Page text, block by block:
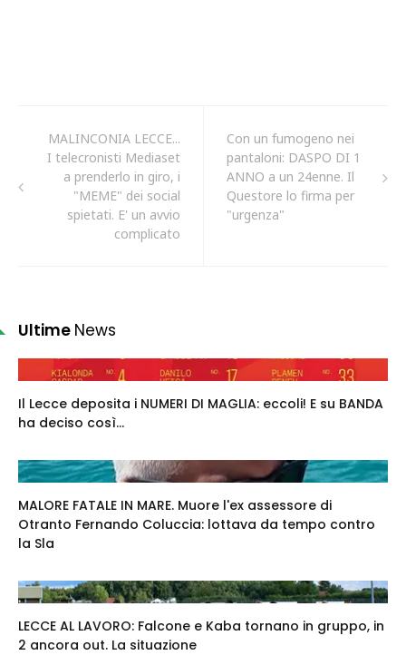
MALINCONIA LECCE...
I telecronisti Mediaset
a prenderlo in giro, i
"MEME" dei social
spietati. E' un avvio
complicato
Con un fumogeno nei
pantaloni: DASPO DI 1
ANNO a un 24enne. Il
Questore lo firma per
"urgenza"
Ultime News
Il Lecce deposita i NUMERI DI MAGLIA: eccoli! E su BANDA
ha deciso così...
MALORE FATALE IN MARE. Muore l'ex assessore di
Otranto Fernando Coluccia: lottava da tempo contro
la Sla
LECCE AL LAVORO: Falcone e Kaba tornano in gruppo, in
2 ancora out. La situazione